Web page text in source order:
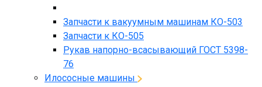
Запчасти к вакуумным машинам КО-503
Запчасти к КО-505
Рукав напорно-всасывающий ГОСТ 5398-
76
Илососные машины